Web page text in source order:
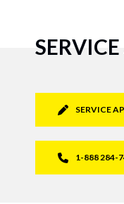
SERVICE
1-888 284-